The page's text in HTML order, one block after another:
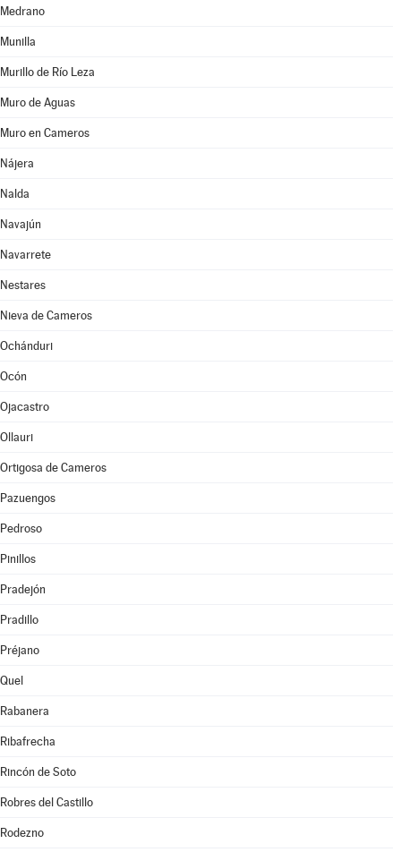
Medrano
Munilla
Murillo de Río Leza
Muro de Aguas
Muro en Cameros
Nájera
Nalda
Navajún
Navarrete
Nestares
Nieva de Cameros
Ochánduri
Ocón
Ojacastro
Ollauri
Ortigosa de Cameros
Pazuengos
Pedroso
Pinillos
Pradejón
Pradillo
Préjano
Quel
Rabanera
Ribafrecha
Rincón de Soto
Robres del Castillo
Rodezno